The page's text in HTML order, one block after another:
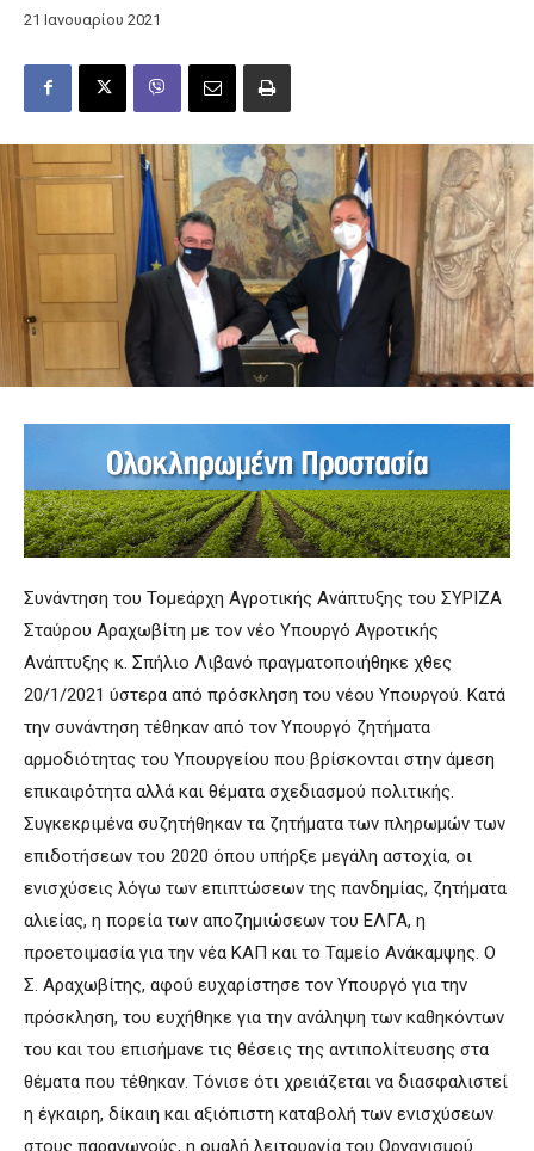
21 Ιανουαρίου 2021
Συνάντηση του Τομεάρχη Αγροτικής Ανάπτυξης του ΣΥΡΙΖΑ
Σταύρου Αραχωβίτη με τον νέο Υπουργό Αγροτικής
Ανάπτυξης κ. Σπήλιο Λιβανό πραγματοποιήθηκε χθες
20/1/2021 ύστερα από πρόσκληση του νέου Υπουργού. Κατά
την συνάντηση τέθηκαν από τον Υπουργό ζητήματα
αρμοδιότητας του Υπουργείου που βρίσκονται στην άμεση
επικαιρότητα αλλά και θέματα σχεδιασμού πολιτικής.
Συγκεκριμένα συζητήθηκαν τα ζητήματα των πληρωμών των
επιδοτήσεων του 2020 όπου υπήρξε μεγάλη αστοχία, οι
ενισχύσεις λόγω των επιπτώσεων της πανδημίας, ζητήματα
αλιείας, η πορεία των αποζημιώσεων του ΕΛΓΑ, η
προετοιμασία για την νέα ΚΑΠ και το Ταμείο Ανάκαμψης. Ο
Σ. Αραχωβίτης, αφού ευχαρίστησε τον Υπουργό για την
πρόσκληση, του ευχήθηκε για την ανάληψη των καθηκόντων
του και του επισήμανε τις θέσεις της αντιπολίτευσης στα
θέματα που τέθηκαν. Τόνισε ότι χρειάζεται να διασφαλιστεί
η έγκαιρη, δίκαιη και αξιόπιστη καταβολή των ενισχύσεων
στους παραγωγούς, η ομαλή λειτουργία του Οργανισμού